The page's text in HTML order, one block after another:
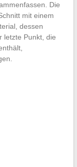
Die
mit einem
dessen
letzte Punkt, die